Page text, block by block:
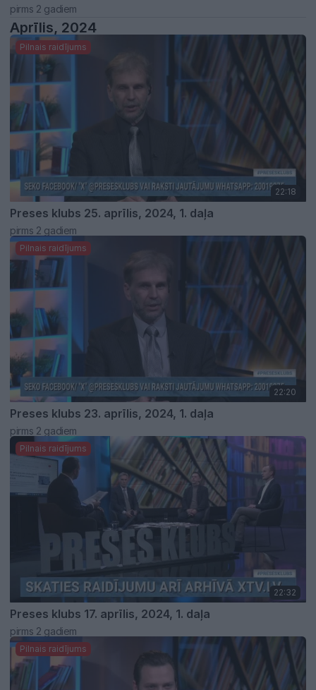
pirms 2 gadiem
Aprīlis, 2024
Pilnais raidījums
22:18
Preses klubs 25. aprīlis, 2024, 1. daļa
pirms 2 gadiem
Pilnais raidījums
22:20
Preses klubs 23. aprīlis, 2024, 1. daļa
pirms 2 gadiem
Pilnais raidījums
22:32
Preses klubs 17. aprīlis, 2024, 1. daļa
pirms 2 gadiem
Pilnais raidījums